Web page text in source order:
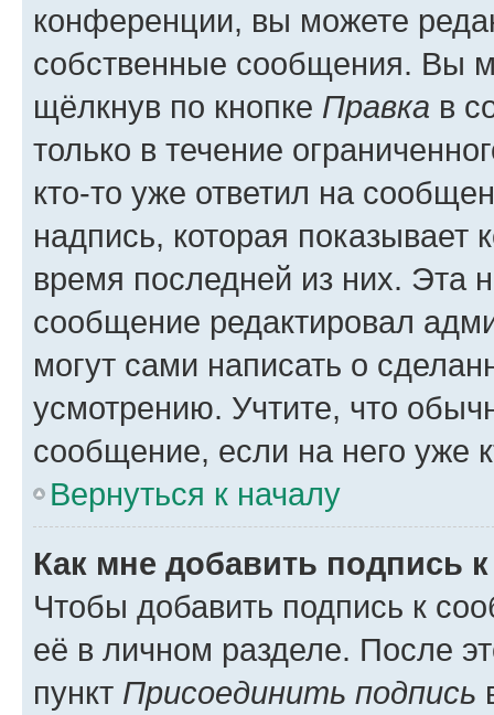
конференции, вы можете
собственные сообщения. Вы
щёлкнув по кнопке Правка в
только в течение
кто-то уже ответил на
надпись, которая показывает
время последней из них. Эта
сообщение редактировал
могут сами написать о
усмотрению. Учтите, что
сообщение, если на него уже
Вернуться к началу
Как мне добавить подпись
Чтобы добавить подпись к
её в личном разделе. После
пункт Присоединить подпись